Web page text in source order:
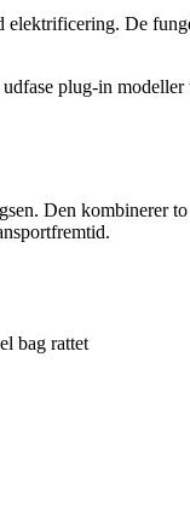
De
plug-in
Den kombinerer
bag rattet